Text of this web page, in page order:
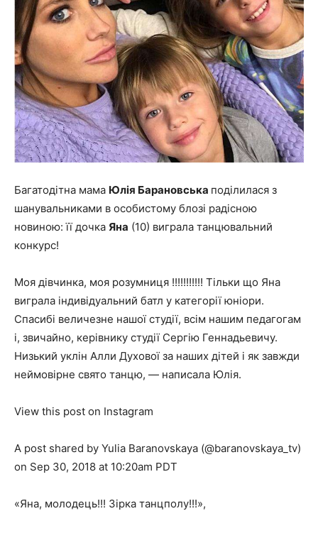
Багатодітна мама Юлія Барановська поділилася з
шанувальниками в особистому блозі радісною
новиною: її дочка Яна (10) виграла танцювальний
конкурс!
Моя дівчинка, моя розумниця !!!!!!!!!!! Тільки що Яна
виграла індивідуальний батл у категорії юніори.
Спасибі величезне нашої студії, всім нашим педагогам
і, звичайно, керівнику студії Сергію Геннадьевичу.
Низький уклін Алли Духової за наших дітей і як завжди
неймовірне свято танцю, — написала Юлія.
View this post on Instagram
A post shared by Yulia Baranovskaya (@baranovskaya_tv)
on Sep 30, 2018 at 10:20am PDT
«Яна, молодець!!! Зірка танцполу!!!»,